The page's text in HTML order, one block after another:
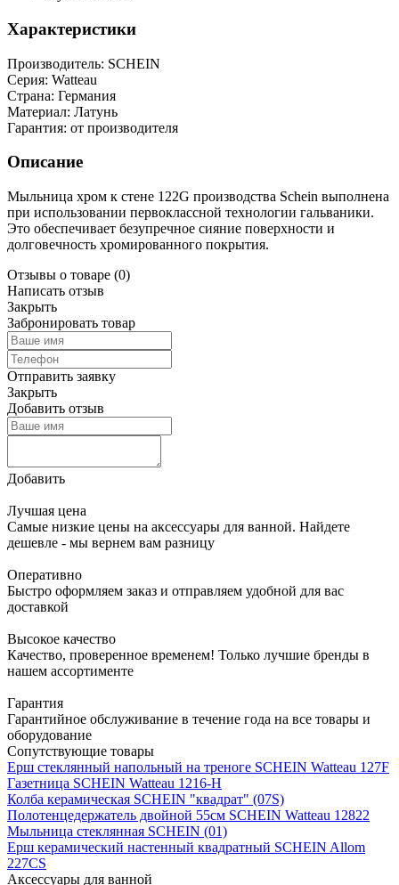
Характеристики
Производитель: SСHEIN
Серия: Watteau
Страна: Германия
Материал: Латунь
Гарантия: от производителя
Описание
Мыльница хром к стене 122G производства Schein выполнена
при использовании первоклассной технологии гальваники.
Это обеспечивает безупречное сияние поверхности и
долговечность хромированного покрытия.
Отзывы о товаре (0)
Написать отзыв
Закрыть
Забронировать товар
Отправить заявку
Закрыть
Добавить отзыв
Добавить
Лучшая цена
Самые низкие цены на аксессуары для ванной. Найдете
дешевле - мы вернем вам разницу
Оперативно
Быстро оформляем заказ и отправляем удобной для вас
доставкой
Высокое качество
Качество, проверенное временем! Только лучшие бренды в
нашем ассортименте
Гарантия
Гарантийное обслуживание в течение года на все товары и
оборудование
Сопутствующие товары
Ерш стеклянный напольный на треноге SCHEIN Watteau 127F
Газетница SCHEIN Watteau 1216-Н
Колба керамическая SCHEIN "квадрат" (07S)
Полотенцедержатель двойной 55см SCHEIN Watteau 12822
Мыльница стеклянная SCHEIN (01)
Ерш керамический настенный квадратный SCHEIN Allom
227CS
Аксессуары для ванной